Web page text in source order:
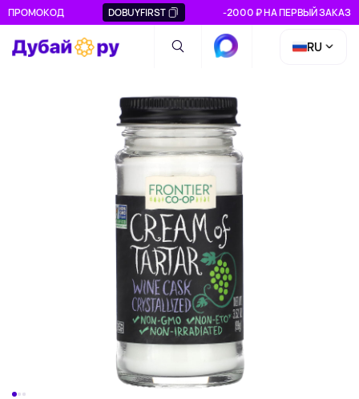
ПРОМОКОД DOBUYFIRST -2000 ₽ НА ПЕРВЫЙ ЗАКАЗ
RU